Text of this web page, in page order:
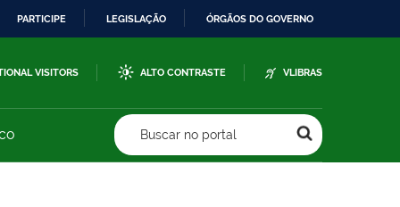
PARTICIPE LEGISLAÇÃO ÓRGÃOS DO GOVERNO
VISITORS ALTO CONTRASTE VLIBRAS
Buscar no portal